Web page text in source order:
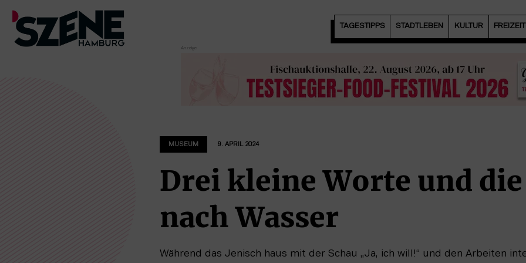
Zum
TAGESTIPPS STADTLEBEN KULTUR
MUSEUM 9. APRIL 2024
Drei kleine Worte und die
nach Wasser
Während das Jenisch haus mit der Schau „Ja, ich will!“ und den Arbeiten